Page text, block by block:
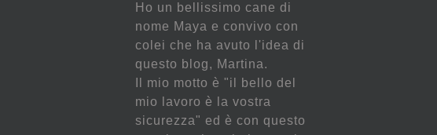
Ho un bellissimo cane di
nome Maya e convivo con
colei che ha avuto l'idea di
questo blog, Martina.
Il mio motto è "il bello del
mio lavoro è la vostra
sicurezza" ed è con questo